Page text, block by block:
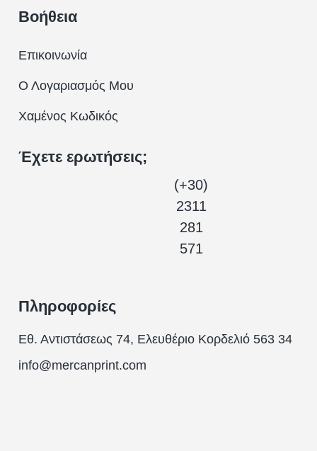
Βοήθεια
Επικοινωνία
Ο Λογαριασμός Μου
Χαμένος Κωδικός
Έχετε ερωτήσεις;
(+30)
2311
281
571
Πληροφορίες
Εθ. Αντιστάσεως 74, Ελευθέριο Κορδελιό 563 34
info@mercanprint.com